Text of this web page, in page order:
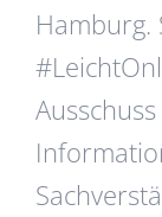
Hamburg.